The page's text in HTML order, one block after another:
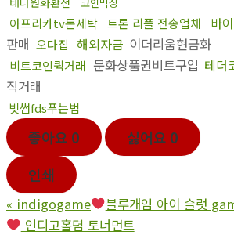
아프리카tv돈세탁 트론 리플 전송업체 바
판매 오다집 해외자금 이더리움현금화
비트코인퀵거래 문화상품권비트구입 테더
직거래
빗썸fds푸는법
좋아요 0 싫어요 0
인쇄
« indigogame 블루개임 아이 슬럿
인디­고홀뎜 토너먼트